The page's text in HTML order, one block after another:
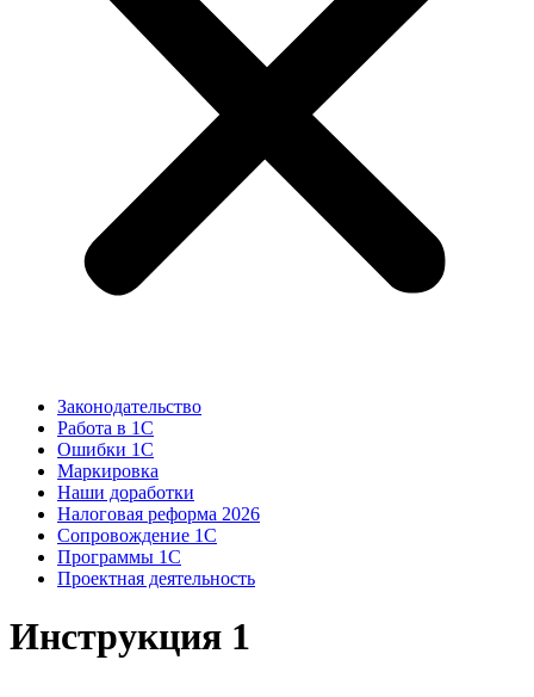
Законодательство
Работа в 1С
Ошибки 1С
Маркировка
Наши доработки
Налоговая реформа 2026
Сопровождение 1С
Программы 1С
Проектная деятельность
Инструкция 1